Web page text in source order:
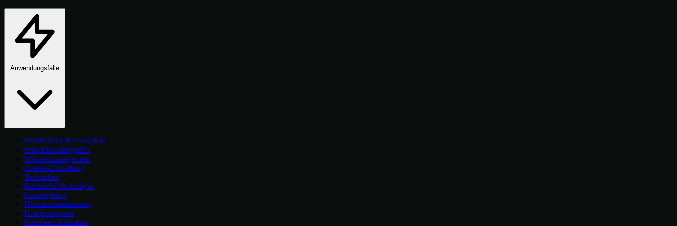
Anwendungsfälle
Persönlicher KI-Assistent
Entwickler-Begleiter
Wissensmanagement
Content-Erstellung
Teamarbeit
Recherche & Analyse
Lernbegleiter
Heimautomatisierung
Kundensupport
Kreatives Schreiben